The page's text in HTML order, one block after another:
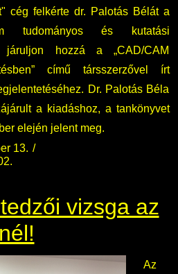
cég felkérte dr. Palotás Bélát a
tudományos és kutatási
járuljon hozzá a „CAD/CAM
című társszerzővel írt
Dr. Palotás Béla
a kiadáshoz, a tankönyvet
elején jelent meg.
13.
vizsga az
Az